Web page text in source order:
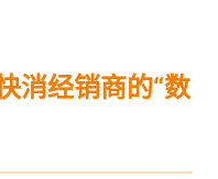
消经销商的“数